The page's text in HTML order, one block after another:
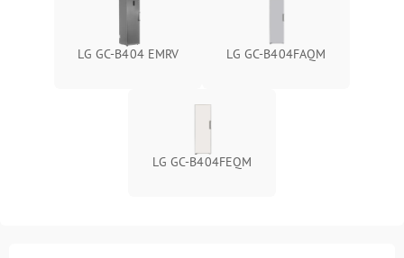
LG GC-B404 EMRV LG GC-B404FAQM
LG GC-B404FEQM